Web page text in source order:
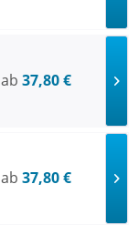
ab 37,80 €
ab 37,80 €